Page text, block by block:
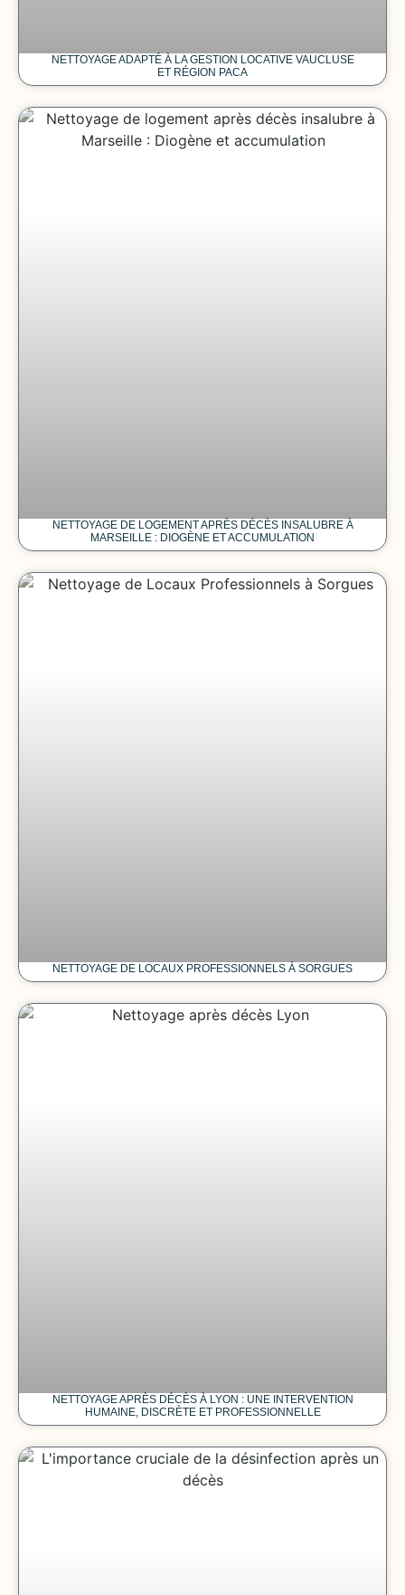
NETTOYAGE ADAPTÉ À LA GESTION LOCATIVE VAUCLUSE
ET RÉGION PACA
NETTOYAGE DE LOGEMENT APRÈS DÉCÈS INSALUBRE À
MARSEILLE : DIOGÈNE ET ACCUMULATION
NETTOYAGE DE LOCAUX PROFESSIONNELS À SORGUES
NETTOYAGE APRÈS DÉCÈS À LYON : UNE INTERVENTION
HUMAINE, DISCRÈTE ET PROFESSIONNELLE